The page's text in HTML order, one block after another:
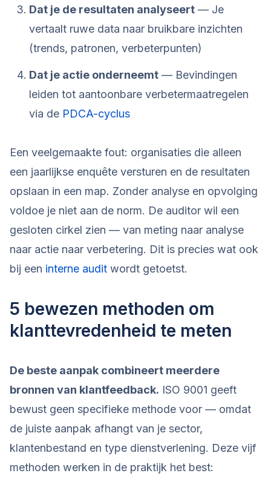
Dat je de resultaten analyseert — Je
vertaalt ruwe data naar bruikbare inzichten
(trends, patronen, verbeterpunten)
Dat je actie onderneemt — Bevindingen
leiden tot aantoonbare verbetermaatregelen
via de PDCA-cyclus
Een veelgemaakte fout: organisaties die alleen
een jaarlijkse enquête versturen en de resultaten
opslaan in een map. Zonder analyse en opvolging
voldoe je niet aan de norm. De auditor wil een
gesloten cirkel zien — van meting naar analyse
naar actie naar verbetering. Dit is precies wat ook
bij een interne audit wordt getoetst.
5 bewezen methoden om
klanttevredenheid te meten
De beste aanpak combineert meerdere
bronnen van klantfeedback. ISO 9001 geeft
bewust geen specifieke methode voor — omdat
de juiste aanpak afhangt van je sector,
klantenbestand en type dienstverlening. Deze vijf
methoden werken in de praktijk het best: